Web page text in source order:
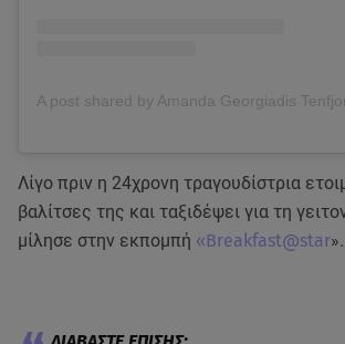
Λίγο πριν η 24χρονη τραγουδίστρια
βαλίτσες της και ταξιδέψει για τη
μίλησε στην εκπομπή «Breakfast@star».